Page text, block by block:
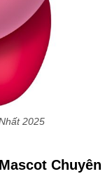
2025
Chuyên